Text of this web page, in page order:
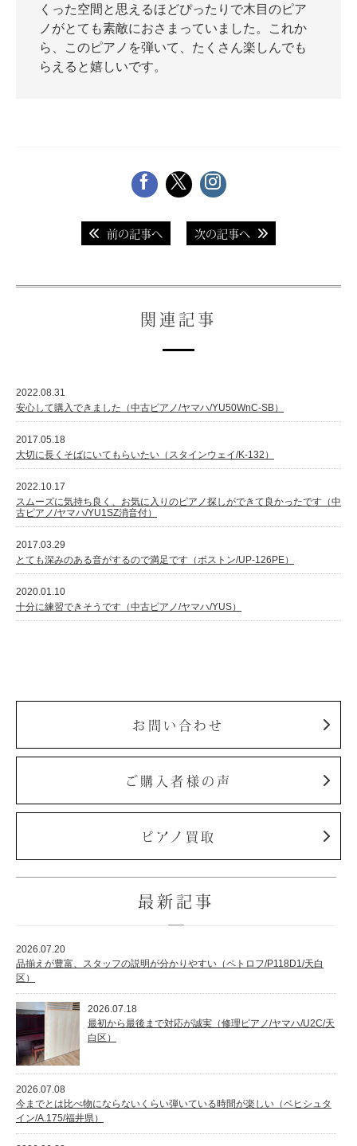
ピアノクリーニングと引越し
ピアノレンタル
くった空間と思えるほどぴったりで木目のピア
ノがとても素敵におさまっていました。これか
ら、このピアノを弾いて、たくさん楽しんでも
らえると嬉しいです。
前の記事へ 次の記事へ
関連記事
2022.08.31
安心して購入できました（中古ピアノ/ヤマハ/YU50WnC-SB）
2017.05.18
大切に長くそばにいてもらいたい（スタインウェイ/K-132）
2022.10.17
スムーズに気持ち良く、お気に入りのピアノ探しができて良かったです（中
古ピアノ/ヤマハ/YU1SZ消音付）
2017.03.29
とても深みのある音がするので満足です（ボストン/UP-126PE）
2020.01.10
十分に練習できそうです（中古ピアノ/ヤマハ/YUS）
お問い合わせ
ご購入者様の声
ピアノ買取
最新記事
2026.07.20
品揃えが豊富、スタッフの説明が分かりやすい（ペトロフ/P118D1/天白
区）
2026.07.18
最初から最後まで対応が誠実（修理ピアノ/ヤマハ/U2C/天
白区）
2026.07.08
今までとは比べ物にならないくらい弾いている時間が楽しい（ベヒシュタ
イン/A.175/福井県）